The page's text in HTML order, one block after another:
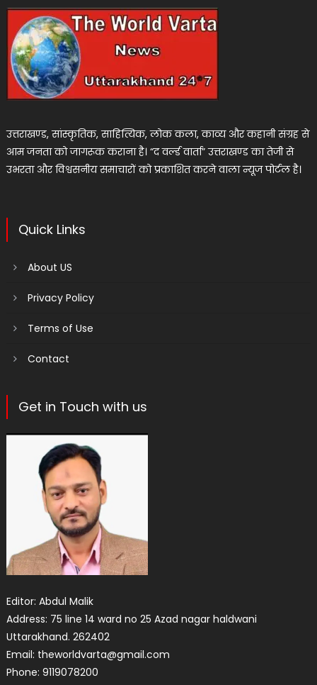
उत्तराखण्ड, सांस्कृतिक, साहित्यिक, लोक कला, काव्य और कहानी संग्रह से
आम जनता को जागरूक कराना है। “द वर्ल्ड वार्ता” उत्तराखण्ड का तेजी से
उभरता और विश्वसनीय समाचारों को प्रकाशित करने वाला न्यूज पोर्टल है।
Quick Links
About US
Privacy Policy
Terms of Use
Contact
Get in Touch with us
Editor: Abdul Malik
Address: 75 line 14 ward no 25 Azad nagar haldwani
Uttarakhand. 262402
Email: theworldvarta@gmail.com
Phone: 9119078200